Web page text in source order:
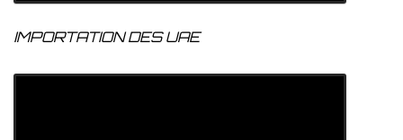
IMPORTATION DES UAE